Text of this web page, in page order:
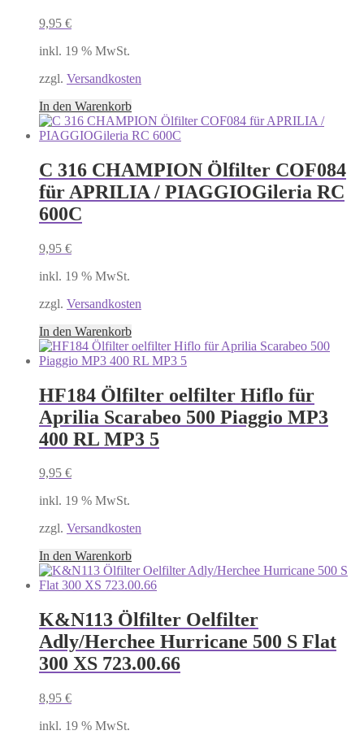
9,95 €
inkl. 19 % MwSt.
zzgl. Versandkosten
In den Warenkorb
C 316 CHAMPION Ölfilter COF084
für APRILIA / PIAGGIOGileria RC
600C
9,95 €
inkl. 19 % MwSt.
zzgl. Versandkosten
In den Warenkorb
HF184 Ölfilter oelfilter Hiflo für
Aprilia Scarabeo 500 Piaggio MP3
400 RL MP3 5
9,95 €
inkl. 19 % MwSt.
zzgl. Versandkosten
In den Warenkorb
K&N113 Ölfilter Oelfilter
Adly/Herchee Hurricane 500 S Flat
300 XS 723.00.66
8,95 €
inkl. 19 % MwSt.